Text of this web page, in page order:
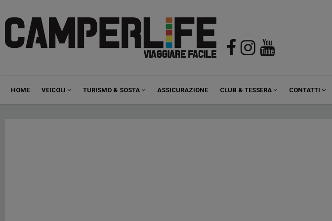
Navigazione
principale
HOME VEICOLI TURISMO & SOSTA ASSICURAZIONE CLUB & TESSERA CONTATTI